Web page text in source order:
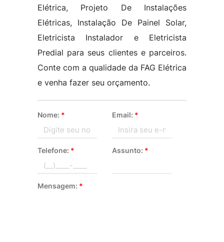
Elétrica, Projeto De Instalações
Elétricas, Instalação De Painel Solar,
Eletricista Instalador e Eletricista
Predial para seus clientes e parceiros.
Conte com a qualidade da FAG Elétrica
e venha fazer seu orçamento.
Nome: * Email: *
Telefone: * Assunto: *
Mensagem: *